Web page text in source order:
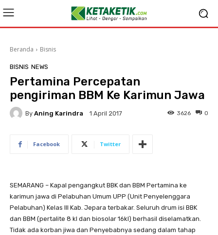
Beranda Bisnis
BISNIS NEWS
​Pertamina Percepatan
pengiriman BBM Ke Karimun Jawa
By Aning Karindra 1 April 2017 0
3626
Facebook Twitter
SEMARANG – Kapal pengangkut BBK dan BBM Pertamina ke
karimun jawa di Pelabuhan Umum UPP (Unit Penyelenggara
Pelabuhan) Kelas III Kab. Jepara terbakar. Seluruh drum isi BBK
dan BBM (pertalite 8 kl dan biosolar 16kl) berhasil diselamatkan.
Tidak ada korban jiwa dan Penyebabnya sedang dalam tahap